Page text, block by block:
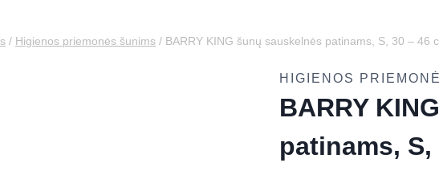
/ Higienos priemonės šunims / BARRY KING šunų sauskelnės patinams, S, 30 – 46
HIGIENOS
BARRY
patinams,